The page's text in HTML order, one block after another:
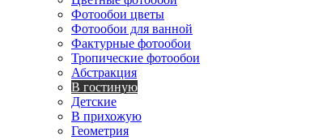
Фотообои цветы
Фотообои для ванной
Фактурные фотообои
Тропические фотообои
Абстракция
В гостиную
Детские
В прихожую
Геометрия